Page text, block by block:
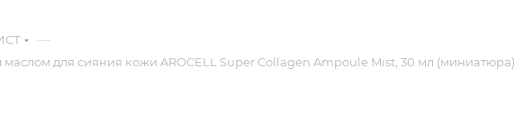
—
для сияния кожи AROCELL Super Collagen Ampoule Mist, 30 мл (миниатюра)